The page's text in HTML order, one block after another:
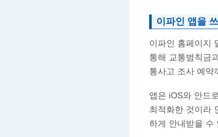
이파인 앱을
이파인 홈페이지
통해 교통범칙금
통사고 조사 예약
앱은 iOS와 안드
최적화한 것이라
하게 안내받을 수